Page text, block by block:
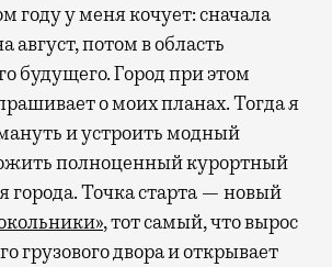
август, потом в область
будущего. Город при этом
о моих планах. Тогда я
и устроить модный
полноценный курортный
города. Точка старта — новый
, тот самый, что вырос
грузового двора и открывает